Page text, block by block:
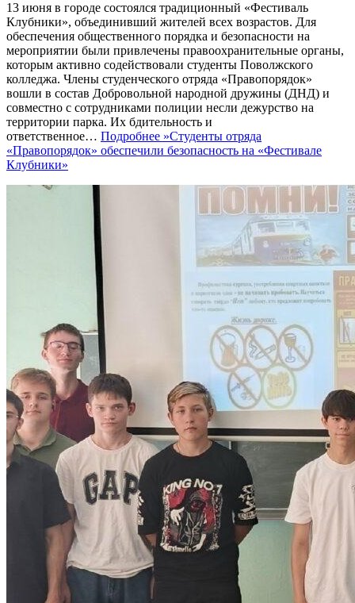
13 июня в городе состоялся традиционный «Фестиваль
Клубники», объединивший жителей всех возрастов. Для
обеспечения общественного порядка и безопасности на
мероприятии были привлечены правоохранительные органы,
которым активно содействовали студенты Поволжского
колледжа. Члены студенческого отряда «Правопорядок»
вошли в состав Добровольной народной дружины (ДНД) и
совместно с сотрудниками полиции несли дежурство на
территории парка. Их бдительность и
ответственное… Подробнее »Студенты отряда
«Правопорядок» обеспечили безопасность на «Фестивале
Клубники»